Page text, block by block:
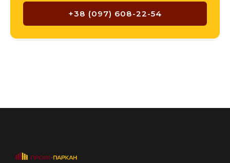
+38 (097) 608-22-54